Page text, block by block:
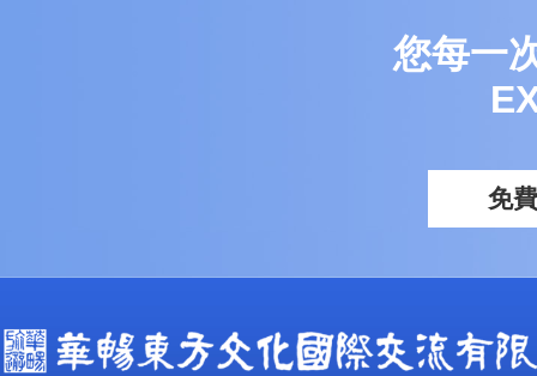
您每一
免